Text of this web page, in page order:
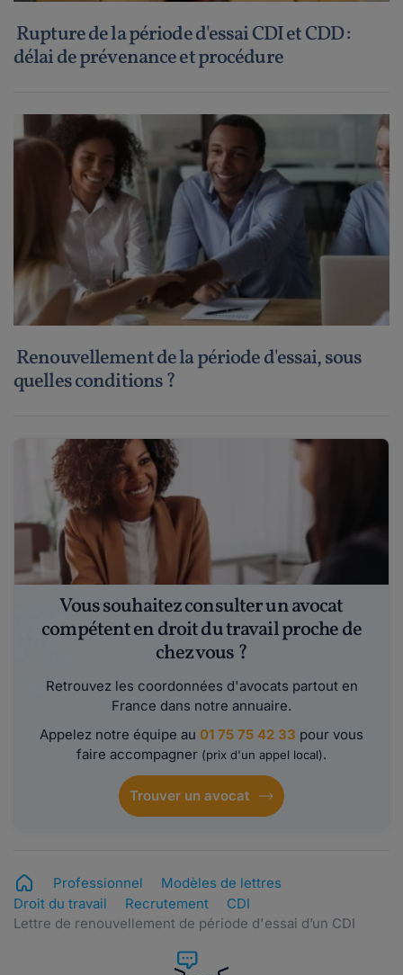
Rupture de la période d'essai CDI et CDD :
délai de prévenance et procédure
Renouvellement de la période d'essai, sous
quelles conditions ?
Vous souhaitez consulter un avocat
compétent en droit du travail proche de
chez vous ?
Retrouvez les coordonnées d'avocats partout en
France dans notre annuaire.
Appelez notre équipe au 01 75 75 42 33 pour vous
faire accompagner (prix d'un appel local).
Trouver un avocat
Professionnel
Modèles de lettres
Droit du travail
Recrutement
CDI
Lettre de renouvellement de période d'essai d’un CDI